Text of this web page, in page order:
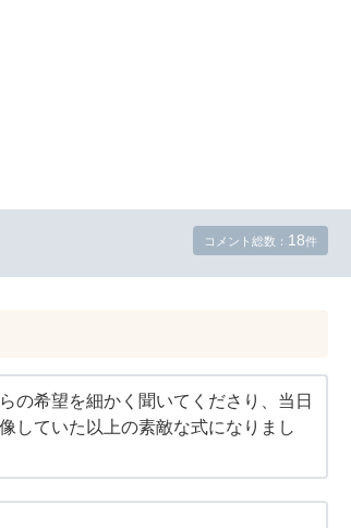
コメント総数： 18件
の希望を細かく聞いてくださり、当日
していた以上の素敵な式になりまし